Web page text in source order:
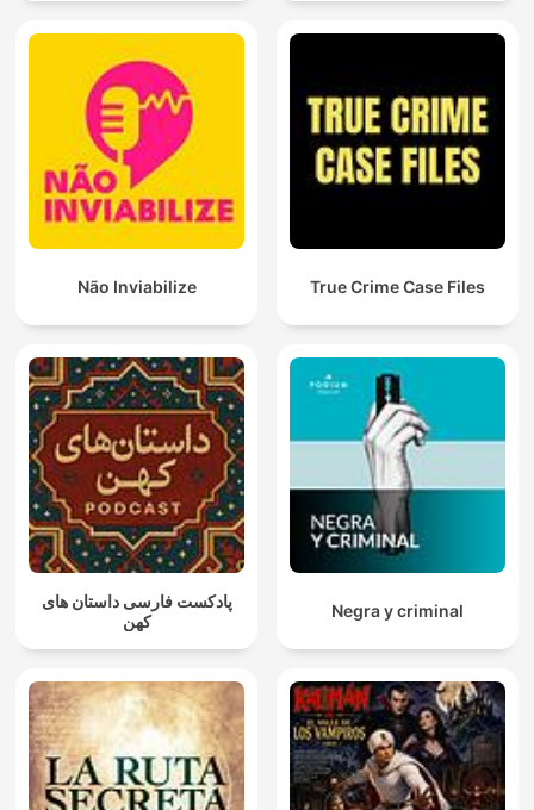
Não Inviabilize True Crime Case Files
پادکست فارسی داستان های
کهن
Negra y criminal